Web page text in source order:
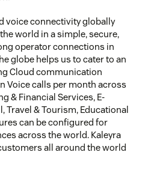
voice connectivity globally
world in a simple, secure,
operator connections in
globe helps us to cater to an
Cloud communication
Voice calls per month across
& Financial Services, E-
Travel & Tourism, Educational
can be configured for
across the world. Kaleyra
all around the world